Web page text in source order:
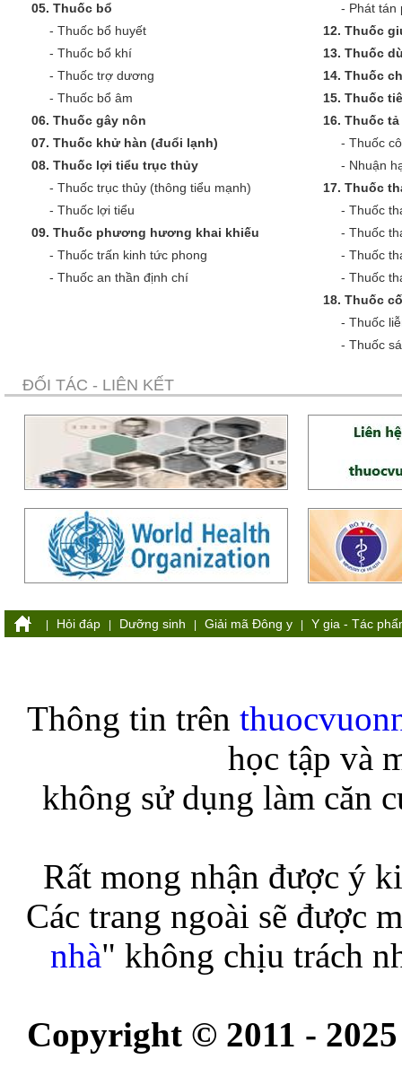
05. Thuốc bổ
- Thuốc bổ huyết
- Thuốc bổ khí
- Thuốc trợ dương
- Thuốc bổ âm
06. Thuốc gây nôn
07. Thuốc khử hàn (đuổi lạnh)
08. Thuốc lợi tiểu trục thủy
- Thuốc trục thủy (thông tiểu mạnh)
- Thuốc lợi tiểu
09. Thuốc phương hương khai khiếu
- Thuốc trấn kinh tức phong
- Thuốc an thần định chí
- Phát tán
12. Thuốc
13. Thuốc
14. Thuốc
15. Thuốc
16. Thuốc
- Thuốc
- Nhuận
17. Thuốc
- Thuốc
- Thuốc
- Thuốc
- Thuốc
18. Thuốc
- Thuốc
- Thuốc
ĐỐI TÁC - LIÊN KẾT
Hỏi đáp Dưỡng sinh Giải mã Đông y Y gia - Tác
Thông tin trên
học tập và
không sử dụng làm căn
Rất mong nhận được ý
Các trang ngoài sẽ được
nhà" không chịu trách
Copyright © 2011 - 2025